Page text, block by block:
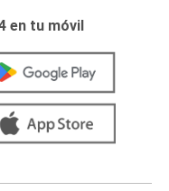
en tu móvil